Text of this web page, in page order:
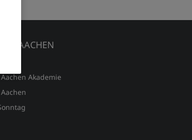
AACHEN
Akademie